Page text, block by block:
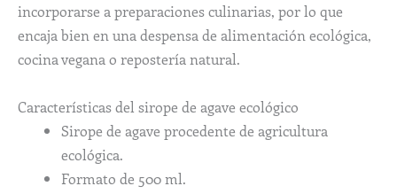
incorporarse a preparaciones culinarias, por lo que
encaja bien en una despensa de alimentación ecológica,
cocina vegana o repostería natural.
Características del sirope de agave ecológico
Sirope de agave procedente de agricultura
ecológica.
Formato de 500 ml.